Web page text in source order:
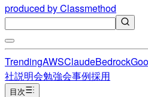
produced by Classmethod
TrendingAWSClaudeBedrock
社説明会勉強会事例採用
目次